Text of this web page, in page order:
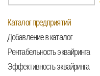
Каталог предприятий
Добавление в каталог
Рентабельность эквайринга
Эффективность эквайринга